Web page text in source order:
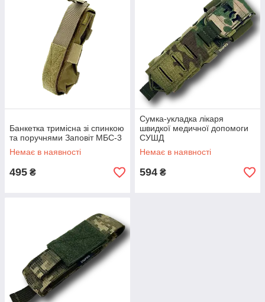
Банкетка тримісна зі спинкою
та поручнями Заповіт МБС-3
Немає в наявності
495 ₴
Сумка-укладка лікаря
швидкої медичної допомоги
СУШД
Немає в наявності
594 ₴